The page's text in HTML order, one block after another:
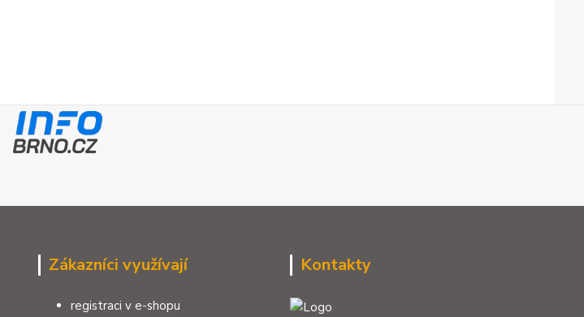
Zákazníci využívají
registraci v e-shopu
Kontakty